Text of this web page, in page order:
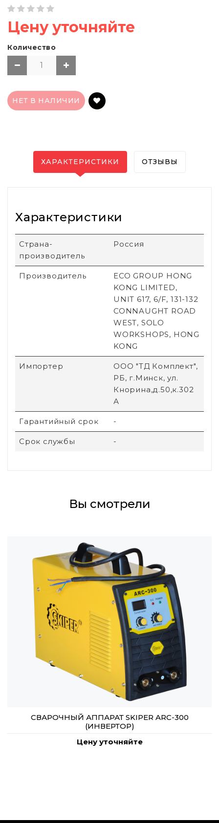
Цену уточняйте
Количество
НЕТ В НАЛИЧИИ
ХАРАКТЕРИСТИКИ ОТЗЫВЫ
Характеристики
Страна-
производитель
Россия
Производитель
ECO GROUP HONG
KONG LIMITED,
UNIT 617, 6/F, 131-132
CONNAUGHT ROAD
WEST, SOLO
WORKSHOPS, HONG
KONG
Импортер
ООО "ТД Комплект",
РБ, г.Минск, ул.
Кнорина,д.50,к.302
А
Гарантийный срок -
Срок службы -
Вы смотрели
СВАРОЧНЫЙ АППАРАТ SKIPER ARC-300
(ИНВЕРТОР)
Цену уточняйте